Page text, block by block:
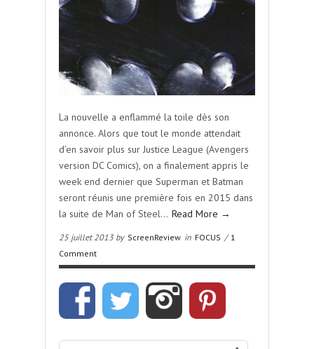
La nouvelle a enflammé la toile dès son
annonce. Alors que tout le monde attendait
d’en savoir plus sur Justice League (Avengers
version DC Comics), on a finalement appris le
week end dernier que Superman et Batman
seront réunis une première fois en 2015 dans
la suite de Man of Steel… Read More →
25 juillet 2013 by ScreenReview in FOCUS / 1
Comment